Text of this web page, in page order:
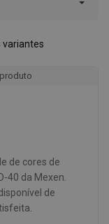
variantes
de cores de
40 da Mexen.
de